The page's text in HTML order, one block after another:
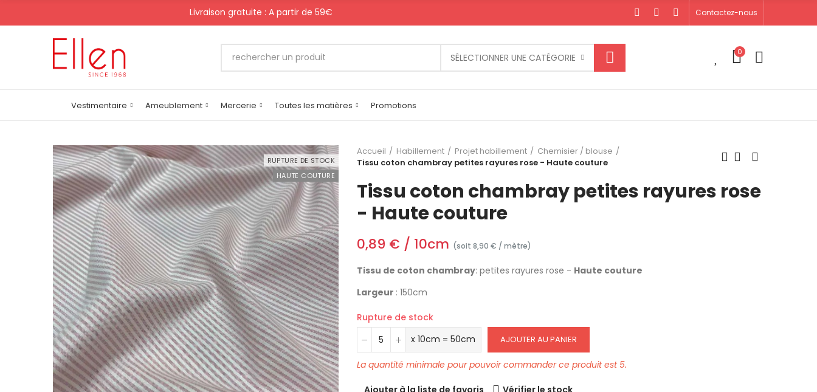
Livraison gratuite : A partir de 59€ Contactez-nous
SÉLECTIONNER UNE CATÉGORIE 0
Vestimentaire Ameublement Mercerie Toutes les matières Promotions
RUPTURE DE STOCK
HAUTE COUTURE
Accueil Habillement Projet habillement
Chemisier / blouse
Tissu coton chambray petites rayures rose - Haute couture
Tissu coton chambray petites rayures rose
- Haute couture
0,89 € / 10cm (soit 8,90 € / mètre)
Tissu de coton chambray: petites rayures rose - Haute couture
Largeur : 150cm
Rupture de stock
x 10cm = 50cm
AJOUTER AU PANIER
La quantité minimale pour pouvoir commander ce produit est 5.
Ajouter à la liste de favoris Vérifier le stock